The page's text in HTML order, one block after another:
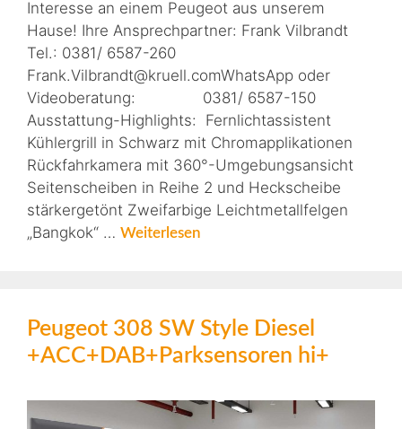
Interesse an einem Peugeot aus unserem
Hause! Ihre Ansprechpartner: Frank Vilbrandt
Tel.: 0381/ 6587-260
Frank.Vilbrandt@kruell.comWhatsApp oder
Videoberatung: 0381/ 6587-150
Ausstattung-Highlights: Fernlichtassistent
Kühlergrill in Schwarz mit Chromapplikationen
Rückfahrkamera mit 360°-Umgebungsansicht
Seitenscheiben in Reihe 2 und Heckscheibe
stärkergetönt Zweifarbige Leichtmetallfelgen
„Bangkok“ … Weiterlesen
Peugeot 308 SW Style Diesel
+ACC+DAB+Parksensoren hi+